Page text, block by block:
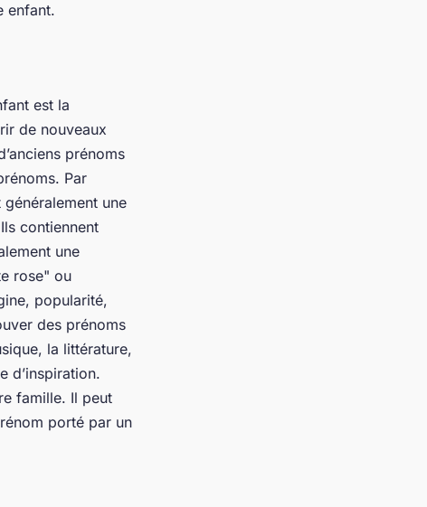
enfant.
est la
de nouveaux
prénoms
Par
une
contiennent
une
rose" ou
popularité,
des prénoms
la littérature,
d’inspiration.
famille. Il peut
porté par un